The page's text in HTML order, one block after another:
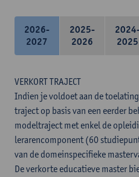
2026-
2027
2025-
2026
2025
VERKORT TRAJECT
Indien je voldoet aan de
traject op basis van een eerder
modeltraject met enkel de
lerarencomponent (60
van de domeinspecifieke
De verkorte educatieve master